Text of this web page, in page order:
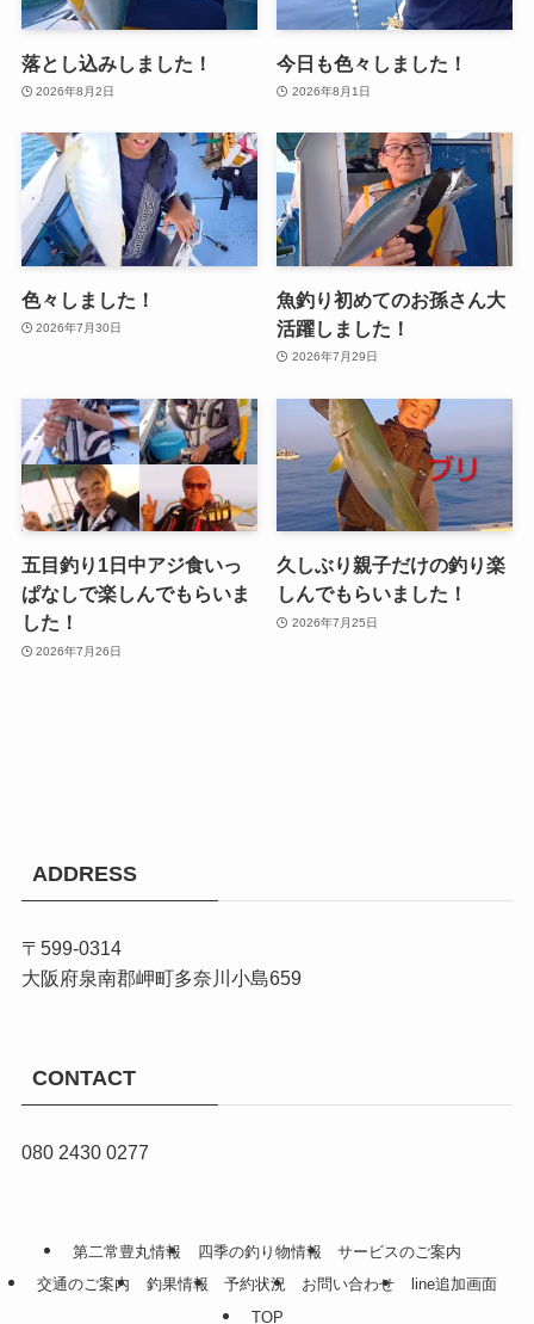
落とし込みしました！
2026年8月2日
今日も色々しました！
2026年8月1日
色々しました！
2026年7月30日
魚釣り初めてのお孫さん大
活躍しました！
2026年7月29日
五目釣り1日中アジ食いっ
ぱなしで楽しんでもらいま
した！
2026年7月26日
久しぶり親子だけの釣り楽
しんでもらいました！
2026年7月25日
ADDRESS
〒599-0314
大阪府泉南郡岬町多奈川小島659
CONTACT
080 2430 0277
第二常豊丸情報 四季の釣り物情報
サービスのご案内
交通のご案内
釣果情報 予約状況 お問い合わせ
line追加画面
TOP